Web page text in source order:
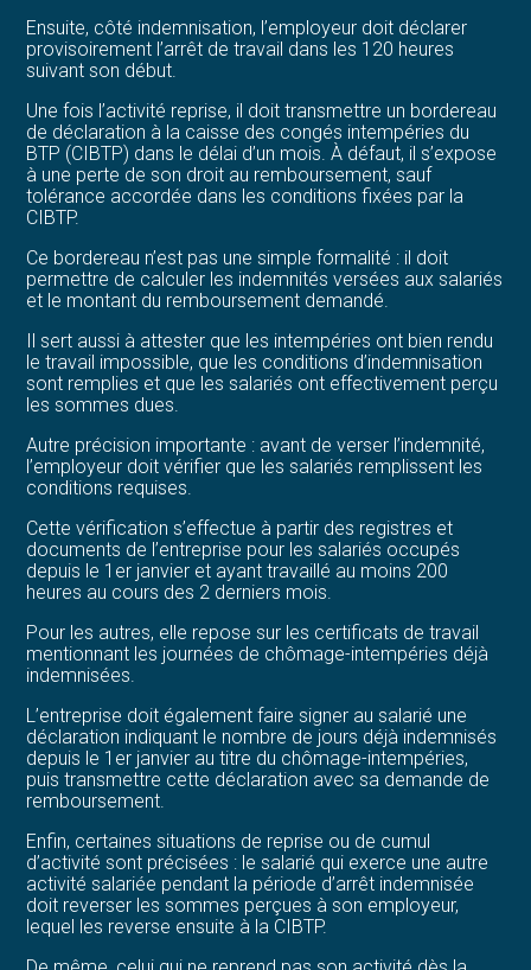
Ensuite, côté indemnisation, l’employeur doit déclarer
provisoirement l’arrêt de travail dans les 120 heures
suivant son début.
Une fois l’activité reprise, il doit transmettre un bordereau
de déclaration à la caisse des congés intempéries du
BTP (CIBTP) dans le délai d’un mois. À défaut, il s’expose
à une perte de son droit au remboursement, sauf
tolérance accordée dans les conditions fixées par la
CIBTP.
Ce bordereau n’est pas une simple formalité : il doit
permettre de calculer les indemnités versées aux salariés
et le montant du remboursement demandé.
Il sert aussi à attester que les intempéries ont bien rendu
le travail impossible, que les conditions d’indemnisation
sont remplies et que les salariés ont effectivement perçu
les sommes dues.
Autre précision importante : avant de verser l’indemnité,
l’employeur doit vérifier que les salariés remplissent les
conditions requises.
Cette vérification s’effectue à partir des registres et
documents de l’entreprise pour les salariés occupés
depuis le 1er janvier et ayant travaillé au moins 200
heures au cours des 2 derniers mois.
Pour les autres, elle repose sur les certificats de travail
mentionnant les journées de chômage-intempéries déjà
indemnisées.
L’entreprise doit également faire signer au salarié une
déclaration indiquant le nombre de jours déjà indemnisés
depuis le 1er janvier au titre du chômage-intempéries,
puis transmettre cette déclaration avec sa demande de
remboursement.
Enfin, certaines situations de reprise ou de cumul
d’activité sont précisées : le salarié qui exerce une autre
activité salariée pendant la période d’arrêt indemnisée
doit reverser les sommes perçues à son employeur,
lequel les reverse ensuite à la CIBTP.